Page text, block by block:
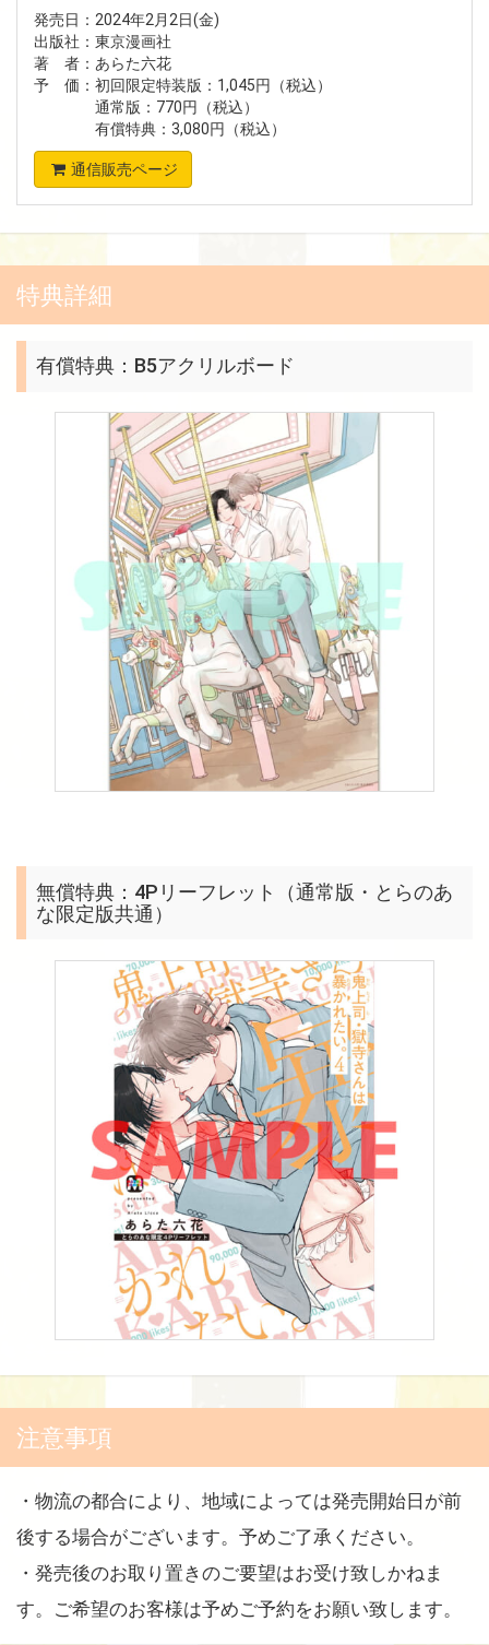
発売日：2024年2月2日(金)
出版社：東京漫画社
著 者：あらた六花
予 価：初回限定特装版：1,045円（税込）
通常版：770円（税込）
有償特典：3,080円（税込）
通信販売ページ
特典詳細
有償特典：B5アクリルボード
無償特典：4Pリーフレット（通常版・とらのあ
な限定版共通）
注意事項
・物流の都合により、地域によっては発売開始日が前
後する場合がございます。予めご了承ください。
・発売後のお取り置きのご要望はお受け致しかねま
す。ご希望のお客様は予めご予約をお願い致します。